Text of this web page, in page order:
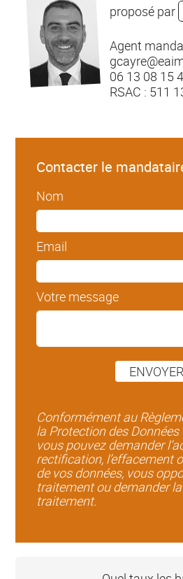
proposé par
Agent
06 13 08 15
RSAC : 511
Contacter le
Nom
Email
Votre message
ENVOYER
Conformément au
la Protection des
vous pouvez demander
rectification, l’effacement
de vos données, vous
traitement ou demander
traitement.